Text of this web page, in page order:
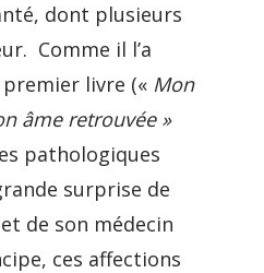
dont plusieurs
Comme il l’a
livre (« Mon
âme retrouvée »
pathologiques
surprise de
de son médecin
ces affections